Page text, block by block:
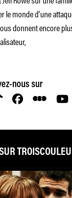
le monde d’une
donnent encore
nous sur